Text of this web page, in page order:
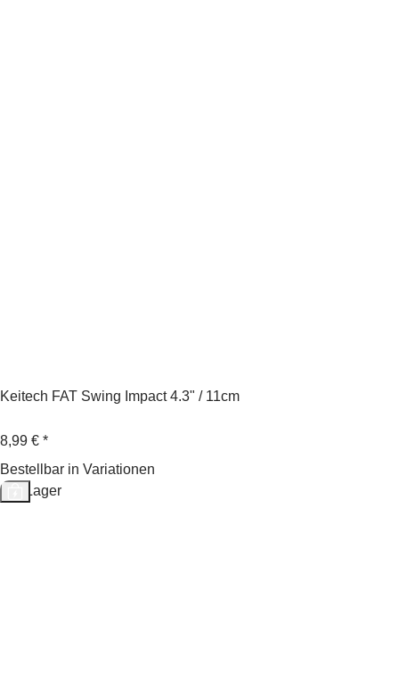
Keitech FAT Swing Impact 4.3" / 11cm
8,99 € *
Bestellbar in Variationen
Auf Lager